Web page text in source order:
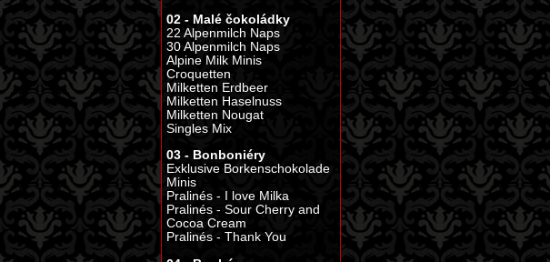
02 - Malé čokoládky
22 Alpenmilch Naps
30 Alpenmilch Naps
Alpine Milk Minis
Croquetten
Milketten Erdbeer
Milketten Haselnuss
Milketten Nougat
Singles Mix
03 - Bonboniéry
Exklusive Borkenschokolade
Minis
Pralinés - I love Milka
Pralinés - Sour Cherry and
Cocoa Cream
Pralinés - Thank You